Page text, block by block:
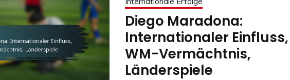
Diego Maradona:
Internationaler Einfluss,
WM-Vermächtnis,
Länderspiele